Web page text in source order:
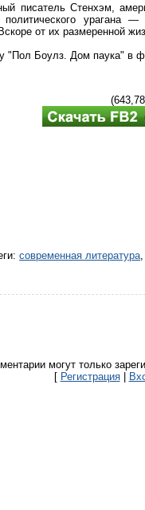
писатель Стенхэм,
урагана —
от их размеренной
"Пол Боулз. Дом паука" в
: современная литература,
могут только
[ Регистрация|